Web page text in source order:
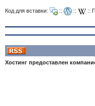
Код для вставки: :: :: ::
Хостинг предоставлен